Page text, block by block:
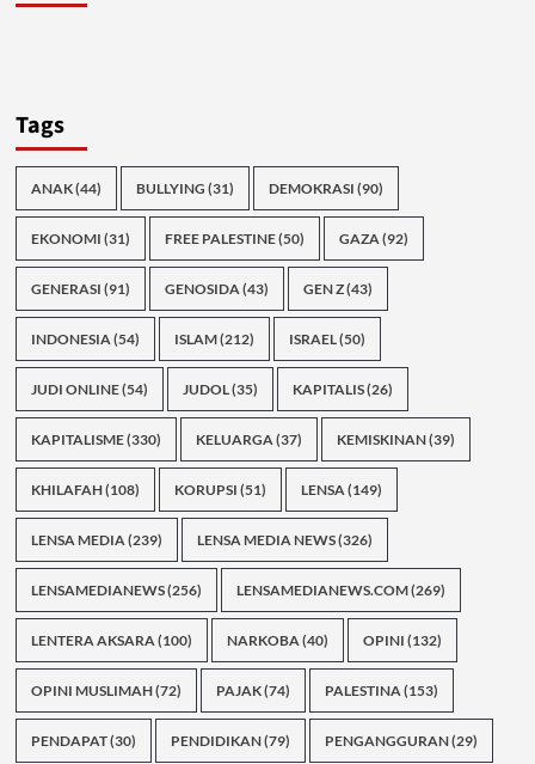
Tags
ANAK(44) BULLYING (31) DEMOKRASI (90)
EKONOMI (31) FREE PALESTINE(50) GAZA(92)
GENERASI (91) GENOSIDA(43) GEN Z(43)
INDONESIA(54) ISLAM(212) ISRAEL(50)
JUDI ONLINE(54) JUDOL(35) KAPITALIS(26)
KAPITALISME(330) KELUARGA(37) KEMISKINAN(39)
KHILAFAH(108) KORUPSI (51) LENSA(149)
LENSA MEDIA(239) LENSA MEDIA NEWS(326)
LENSAMEDIANEWS(256) LENSAMEDIANEWS.COM(269)
LENTERA AKSARA(100) NARKOBA(40) OPINI (132)
OPINI MUSLIMAH(72) PAJAK(74) PALESTINA(153)
PENDAPAT(30) PENDIDIKAN(79) PENGANGGURAN(29)